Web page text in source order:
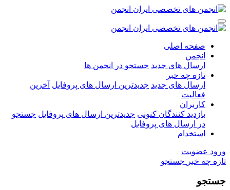
صفحه اصلی
انجمن
ارسال های جدید جستجو در انجمن ها
تازه چه خبر
ارسال های جدید جدیدترین ارسال های پروفایل آخرین
فعالیت
کاربران
بازدید کنندگان کنونی جدیدترین ارسال های پروفایل جستجو
در ارسال های پروفایل
استخدام
ورود عضویت
تازه چه خبر جستجو
جستجو